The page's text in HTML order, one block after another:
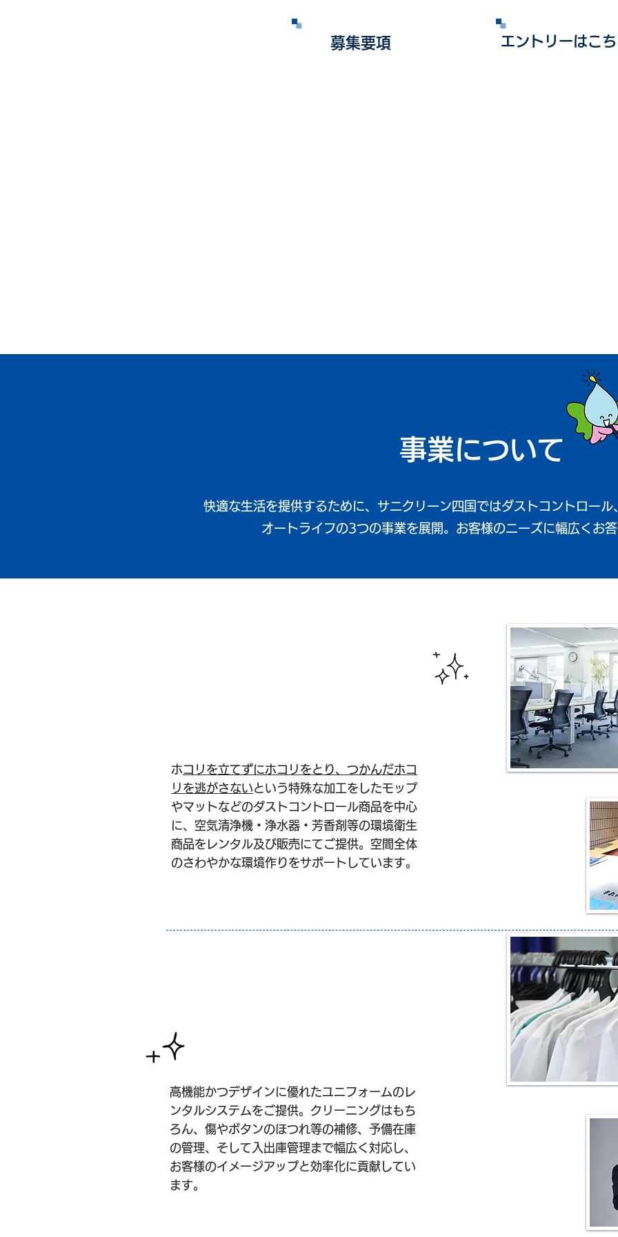
募集要項 エントリーはこ
事業について
快適な生活を提供するために、サニクリーン四国ではダストコントロー
オートライフの3つの事業を展開。お客様のニーズに幅広くお
​ホコリを立てずにホコリをとり、つかんだホコ
リを逃がさないという特殊な加工をしたモップ
やマットなどのダストコントロール商品を中心
に、空気清浄機・浄水器・芳香剤等の環境衛生
商品をレンタル及び販売にてご提供。空間全体
のさわやかな環境作りをサポートしています。
高機能かつデザインに優れたユニフォームのレ
ンタルシステムをご提供。クリーニングはもち
ろん、傷やボタンのほつれ等の補修、予備在庫
の管理、そして入出庫管理まで幅広く対応し、
お客様のイメージアップと効率化に貢献してい
ます。